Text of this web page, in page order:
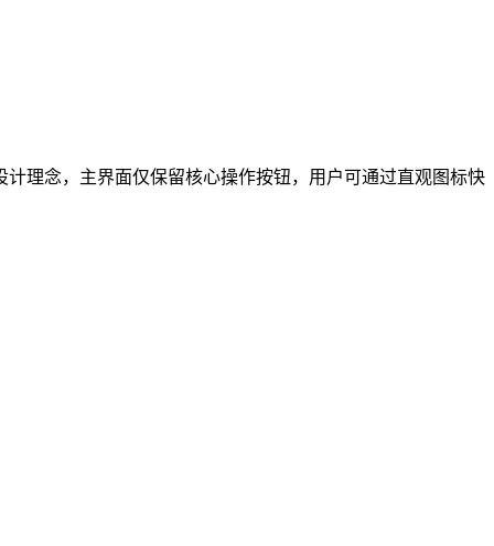
理念，主界面仅保留核心操作按钮，用户可通过直观图标快